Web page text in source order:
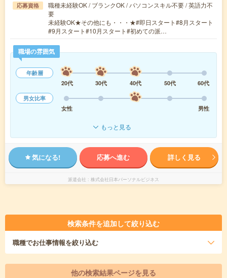
応募資格
職種未経験OK / ブランクOK / パソコンスキル不要 / 英語力不
要
未経験OK★その他にも・・・★#即日スタート#8月スタート
#9月スタート#10月スタート#初めての派…
職場の雰囲気
年齢層
20代
30代 40代 50代
60代
男女比率
女性
男性
もっと見る
気になる! 応募へ進む 詳しく見る
派遣会社 株式会社日本パーソナルビジネス
検索条件を追加して絞り込む
職種でお仕事情報を絞り込む
他の検索結果ページを見る